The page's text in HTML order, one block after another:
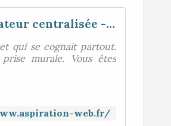
Aspirateur centralisée - AMS Aspiration Centralisée
qui se cognait partout.
murale. Vous êtes
web.fr/